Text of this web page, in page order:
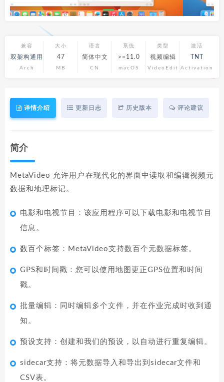
兼容
双架构通用
Arch
大小
47
MB
语言
简体中文
CN
系统
>=11.0
macOS
类型
视频编辑
VideoEdit
激活
TNT
Activation
详情介绍 更新日志 历史版本 评论建议
简介
MetaVideo 允许用户在现代化的界面中读取和编辑视频元
数据和地理标记。
电影和电视节目：该应用程序可以下载电影和电视节目
信息。
数百个标签：MetaVideo支持数百个元数据标签。
GPS和时间戳：您可以使用地图更正GPS位置和时间
戳。
批量编辑：同时编辑多个文件，并在作业完成时收到通
知。
预设支持：创建和我们的预设，以自动进行重复编辑。
sidecar支持：将元数据导入和导出到sidecar文件和
CSV表。